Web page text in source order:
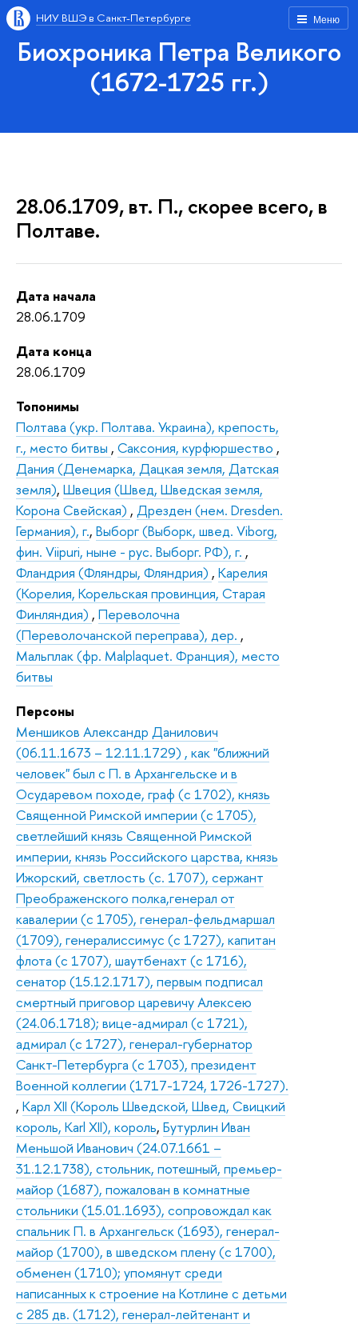
Меню
НИУ ВШЭ в Санкт-Петербурге
Биохроника Петра Великого
(1672-1725 гг.)
28.06.1709, вт. П., скорее всего, в
Полтаве.
Дата начала
28.06.1709
Дата конца
28.06.1709
Топонимы
Полтава (укр. Полтава. Украина), крепость,
г., место битвы , Саксония, курфюршество ,
Дания (Денемарка, Дацкая земля, Датская
земля), Швеция (Швед, Шведская земля,
Корона Свейская) , Дрезден (нем. Dresden.
Германия), г., Выборг (Выборк, швед. Viborg,
фин. Viipuri, ныне - рус. Выборг. РФ), г. ,
Фландрия (Фляндры, Фляндрия) , Карелия
(Корелия, Корельская провинция, Старая
Финляндия) , Переволочна
(Переволочанской переправа), дер. ,
Мальплак (фр. Malplaquet. Франция), место
битвы
Персоны
Меншиков Александр Данилович
(06.11.1673 – 12.11.1729) , как "ближний
человек" был с П. в Архангельске и в
Осударевом походе, граф (с 1702), князь
Священной Римской империи (с 1705),
светлейший князь Священной Римской
империи, князь Российского царства, князь
Ижорский, светлость (с. 1707), сержант
Преображенского полка,генерал от
кавалерии (с 1705), генерал-фельдмаршал
(1709), генералиссимус (с 1727), капитан
флота (с 1707), шаутбенахт (с 1716),
сенатор (15.12.1717), первым подписал
смертный приговор царевичу Алексею
(24.06.1718); вице-адмирал (с 1721),
адмирал (с 1727), генерал-губернатор
Санкт-Петербурга (с 1703), президент
Военной коллегии (1717-1724, 1726-1727).
, Карл XII (Король Шведской, Швед, Свицкий
король, Karl XII), король, Бутурлин Иван
Меньшой Иванович (24.07.1661 –
31.12.1738), стольник, потешный, премьер-
майор (1687), пожалован в комнатные
стольники (15.01.1693), сопровождал как
спальник П. в Архангельск (1693), генерал-
майор (1700), в шведском плену (с 1700),
обменен (1710); упомянут среди
написанных к строение на Котлине с детьми
с 285 дв. (1712), генерал-лейтенант и